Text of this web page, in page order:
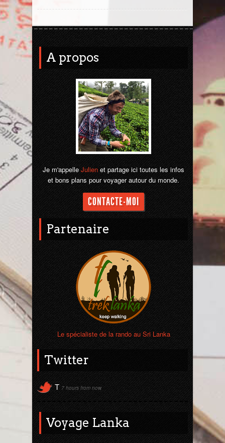
Madagascar
Malaisie
Maroc
Népal
Ouzbékistan
Pérou
Sénégal
Sri Lanka
Thaïlande
Turquie
A propos
Je m'appelle Julien et partage ici toutes les infos
et bons plans pour voyager autour du monde.
CONTACTE-MOI
Partenaire
Le spécialiste de la rando au Sri Lanka
Twitter
T 7 hours from now
Voyage Lanka